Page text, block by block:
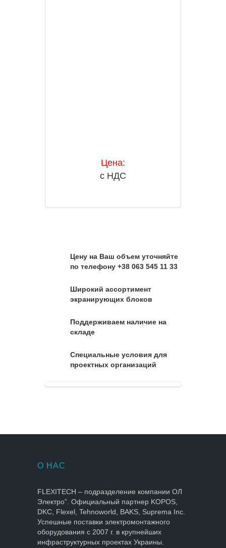
Цена:
с НДС
Цену на Ваш объем уточняйте
по телефону +38 063 545 11 33
Широкий ассортимент
экранирующих блоков
Поддерживаем наличие на
складе
Специальные условия для
проектных организаций
О НАС
FLEXITECH – подразделение компании ОЛ
Электро”. Официальный партнер KOPOS,
DKC, Flexel, Tehnoworld, BAKS, Suprema Inc.
Успешные поставки электромонтажного
оборудования с 2007 г. в крупнейших
инфраструктурных проектах Украины.